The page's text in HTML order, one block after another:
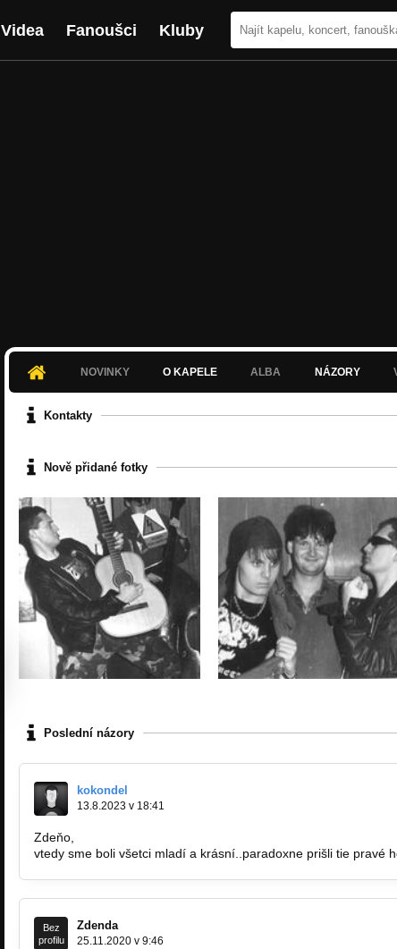
Videa Fanoušci Kluby
NOVINKY O KAPELE ALBA NÁZORY
Kontakty
Nově přidané fotky
Poslední názory
kokondel
13.8.2023 v 18:41
Zdeňo,
vtedy sme boli všetci mladí a krásní..paradoxne prišli tie pravé
Bez
profilu
Zdenda
25.11.2020 v 9:46